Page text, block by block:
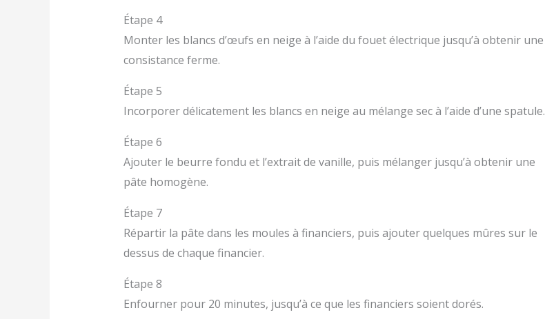
Étape 4
Monter les blancs d’œufs en neige à l’aide du fouet électrique jusqu’à obtenir une
consistance ferme.
Étape 5
Incorporer délicatement les blancs en neige au mélange sec à l’aide d’une spatule.
Étape 6
Ajouter le beurre fondu et l’extrait de vanille, puis mélanger jusqu’à obtenir une
pâte homogène.
Étape 7
Répartir la pâte dans les moules à financiers, puis ajouter quelques mûres sur le
dessus de chaque financier.
Étape 8
Enfourner pour 20 minutes, jusqu’à ce que les financiers soient dorés.